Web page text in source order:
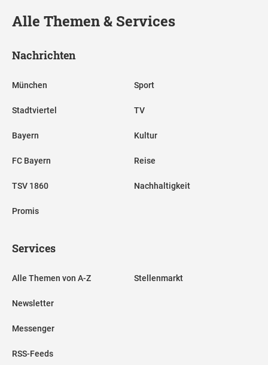
Alle Themen & Services
Nachrichten
München
Stadtviertel
Bayern
FC Bayern
TSV 1860
Promis
Sport
TV
Kultur
Reise
Nachhaltigkeit
Services
Alle Themen von A-Z
Newsletter
Messenger
RSS-Feeds
Stellenmarkt